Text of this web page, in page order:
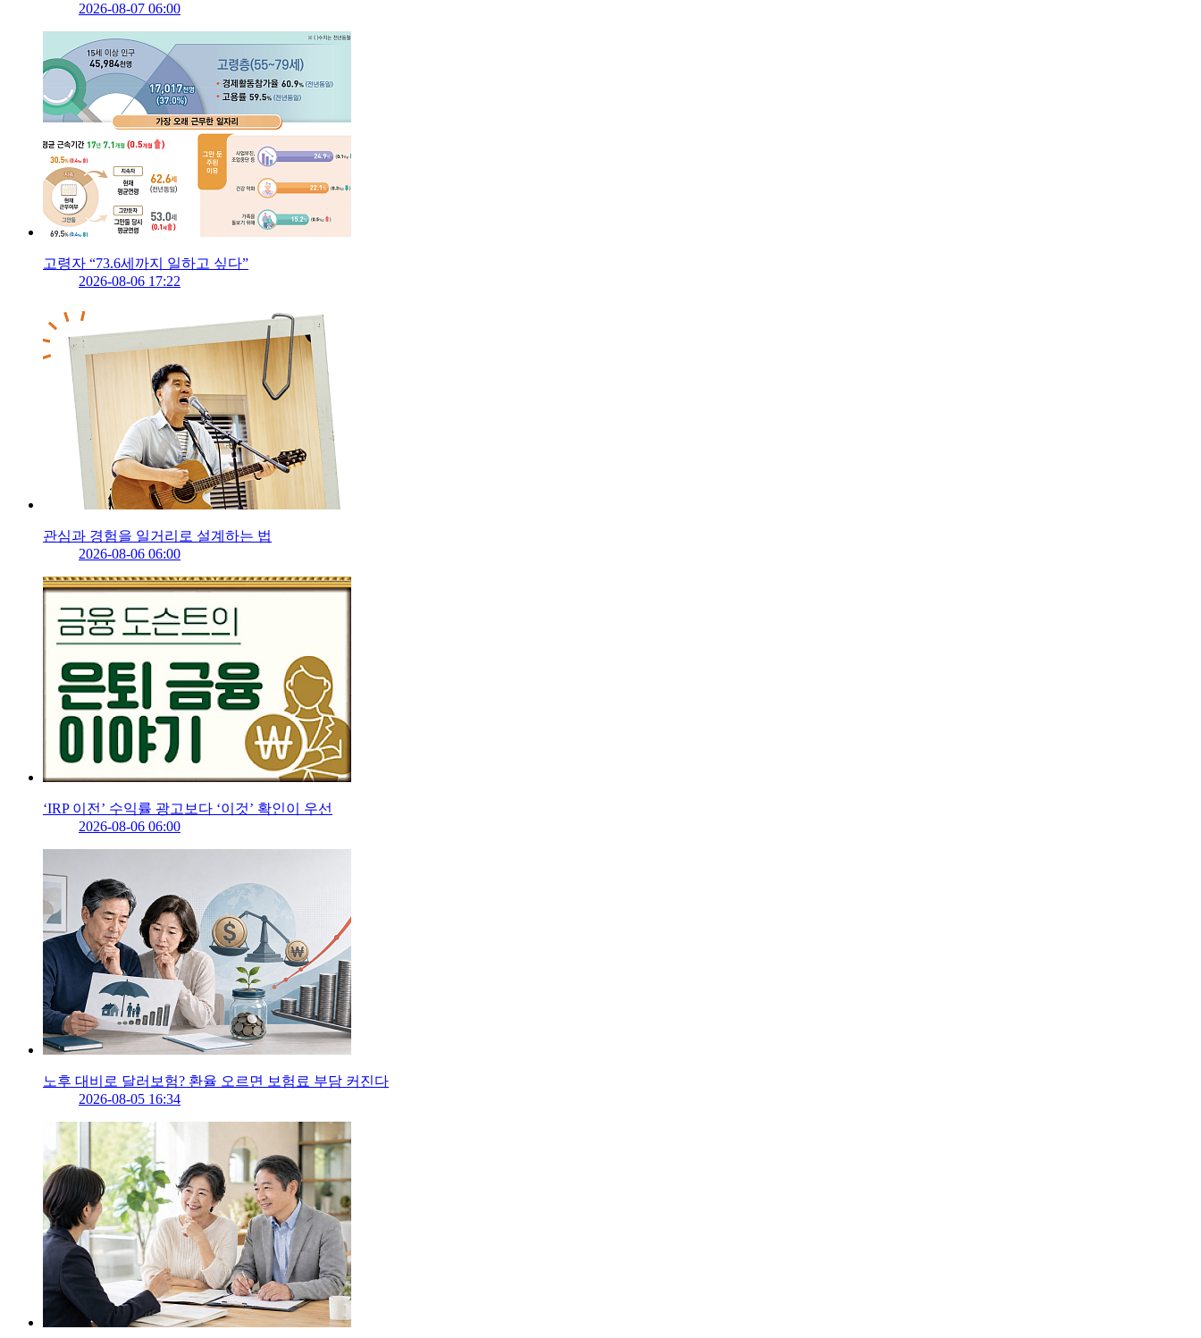
2026-08-07 06:00
고령자 “73.6세까지 일하고 싶다”
2026-08-06 17:22
관심과 경험을 일거리로 설계하는 법
2026-08-06 06:00
‘IRP 이전’ 수익률 광고보다 ‘이것’ 확인이 우선
2026-08-06 06:00
노후 대비로 달러보험? 환율 오르면 보험료 부담 커진다
2026-08-05 16:34